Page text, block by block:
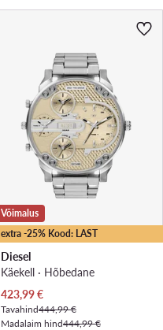
extra -25% Kood: LAST
Võimalus
Diesel
Käekell · Hõbedane
Praegune hind
423,99€
Tavahind444,99 €
Madalaim hind444,99 €